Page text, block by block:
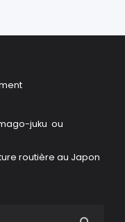
juku ou
routière au Japon